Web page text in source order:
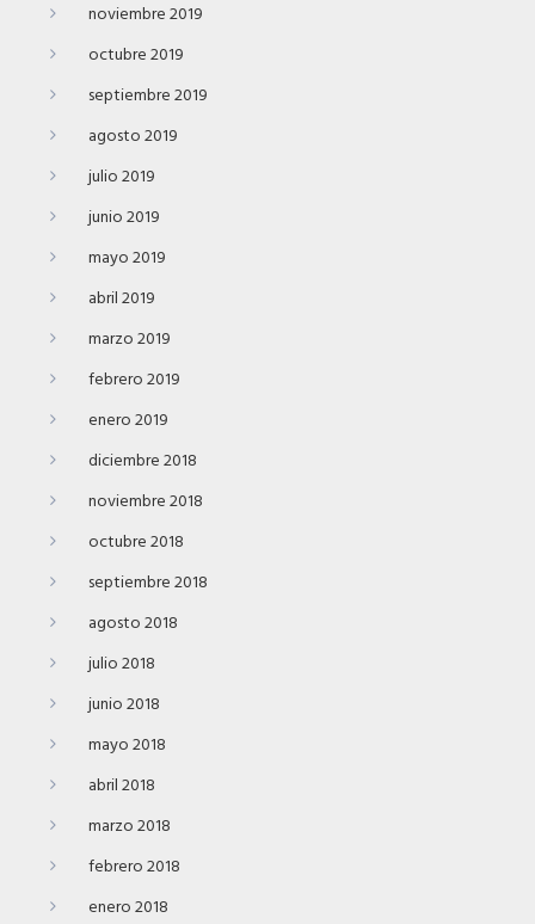
noviembre 2019
octubre 2019
septiembre 2019
agosto 2019
julio 2019
junio 2019
mayo 2019
abril 2019
marzo 2019
febrero 2019
enero 2019
diciembre 2018
noviembre 2018
octubre 2018
septiembre 2018
agosto 2018
julio 2018
junio 2018
mayo 2018
abril 2018
marzo 2018
febrero 2018
enero 2018